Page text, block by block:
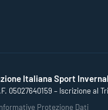
Italiana Sport
05027640159 – Iscrizione al
Protezione Dati